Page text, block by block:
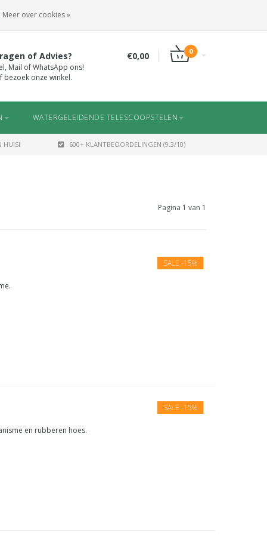
of Advies?
Mail of WhatsApp ons!
bezoek onze winkel.
€0,00 0
WATERGELEIDENDE TELESCOOPSTELEN
HUIS! 600+ KLANTBEOORDELINGEN (9.3/10)
Pagina 1 van 1
SALE -15%
SALE -15%
en rubberen hoes.
Meer over cookies »